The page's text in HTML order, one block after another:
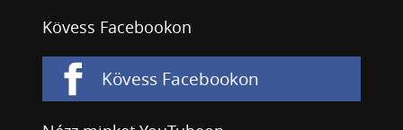
Kövess Facebookon
Kövess Facebookon